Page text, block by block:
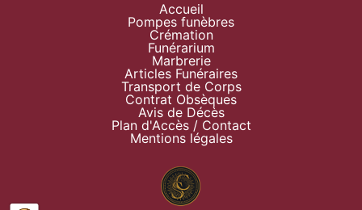
Accueil
Pompes funèbres
Crémation
Funérarium
Marbrerie
Articles Funéraires
Transport de Corps
Contrat Obsèques
Avis de Décès
Plan d'Accès / Contact
Mentions légales